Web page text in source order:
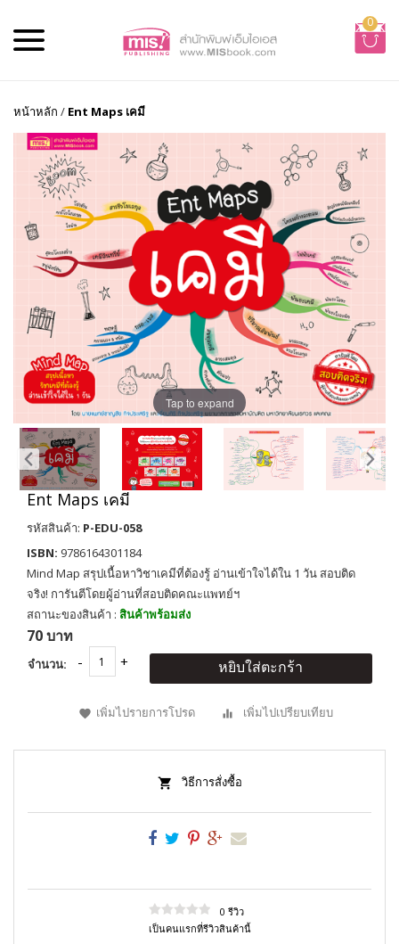
0
หน้าหลัก / Ent Maps เคมี
Tap to expand
Ent Maps เคมี
รหัสสินค้า: P-EDU-058
ISBN: 9786164301184
Mind Map สรุปเนื้อหาวิชาเคมีที่ต้องรู้ อ่านเข้าใจได้ใน 1 วัน สอบติด
จริง! การันตีโดยผู้อ่านที่สอบติดคณะแพทย์ฯ
สถานะของสินค้า : สินค้าพร้อมส่ง
70 บาท
จำนวน: หยิบใส่ตะกร้า
เพิ่มไปรายการโปรด เพิ่มไปเปรียบเทียบ
วิธีการสั่งซื้อ
0 รีวิว
เป็นคนแรกที่รีวิวสินค้านี้